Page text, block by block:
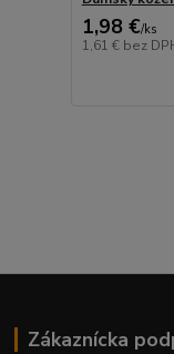
1,98 €/ks
1,61 € bez
Zákaznícka